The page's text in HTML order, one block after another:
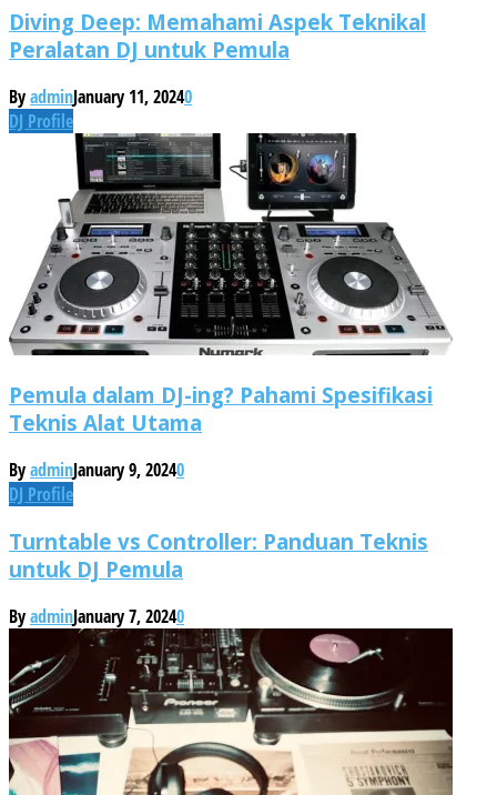
Diving Deep: Memahami Aspek Teknikal
Peralatan DJ untuk Pemula
ByadminJanuary 11, 20240
DJ Profile
Pemula dalam DJ-ing? Pahami Spesifikasi
Teknis Alat Utama
ByadminJanuary 9, 20240
DJ Profile
Turntable vs Controller: Panduan Teknis
untuk DJ Pemula
ByadminJanuary 7, 20240